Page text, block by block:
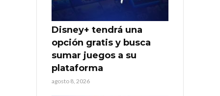
Disney+ tendrá una
opción gratis y busca
sumar juegos a su
plataforma
agosto 8, 2026